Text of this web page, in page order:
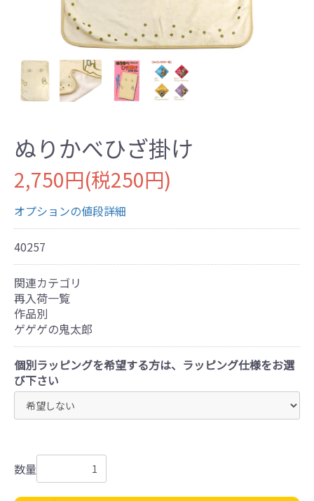
ぬりかべひざ掛け
2,750円(税250円)
オプションの値段詳細
40257
関連カテゴリ
再入荷一覧
作品別
ゲゲゲの鬼太郎
個別ラッピングを希望する方は、ラッピング仕様をお選
び下さい
数量